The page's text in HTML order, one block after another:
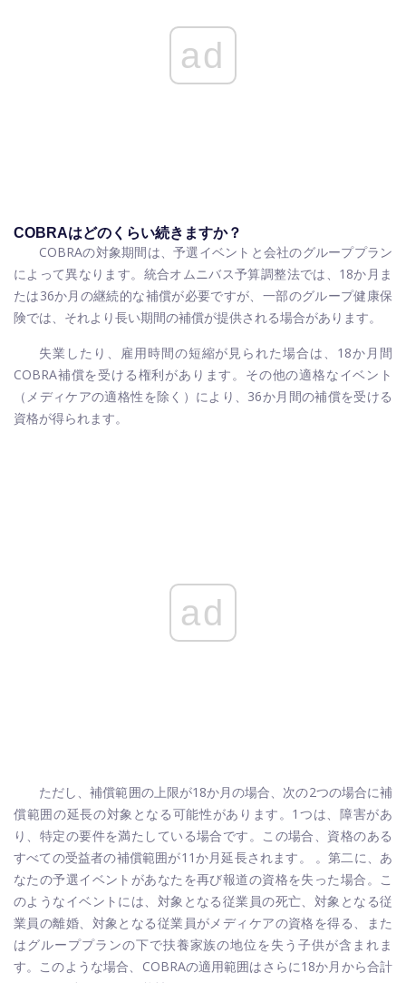
ad
COBRAはどのくらい続きますか？
COBRAの対象期間は、予選イベントと会社のグループプラン
によって異なります。統合オムニバス予算調整法では、18か月ま
たは36か月の継続的な補償が必要ですが、一部のグループ健康保
険では、それより長い期間の補償が提供される場合があります。
失業したり、雇用時間の短縮が見られた場合は、18か月間
COBRA補償を受ける権利があります。その他の適格なイベント
（メディケアの適格性を除く）により、36か月間の補償を受ける
資格が得られます。
ad
ただし、補償範囲の上限が18か月の場合、次の2つの場合に補
償範囲の延長の対象となる可能性があります。1つは、障害があ
り、特定の要件を満たしている場合です。この場合、資格のある
すべての受益者の補償範囲が11か月延長されます。 。第二に、あ
なたの予選イベントがあなたを再び報道の資格を失った場合。こ
のようなイベントには、対象となる従業員の死亡、対象となる従
業員の離婚、対象となる従業員がメディケアの資格を得る、また
はグループプランの下で扶養家族の地位を失う子供が含まれま
す。このような場合、COBRAの適用範囲はさらに18か月から合計